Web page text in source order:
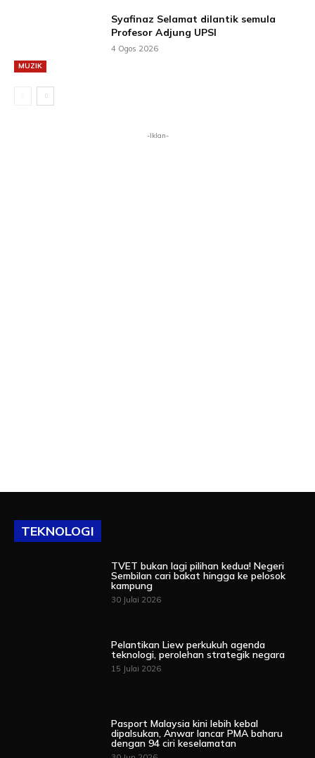
MUZIK
Syafinaz Selamat dilantik semula
Profesor Adjung UPSI
4 Ogos 2026
-Iklan-
TEKNOLOGI
TVET bukan lagi pilihan kedua! Negeri
Sembilan cari bakat hingga ke pelosok
kampung
30 Julai 2026
Pelantikan Liew perkukuh agenda
teknologi, perolehan strategik negara
15 Julai 2026
Pasport Malaysia kini lebih kebal
dipalsukan, Anwar lancar PMA baharu
dengan 94 ciri keselamatan